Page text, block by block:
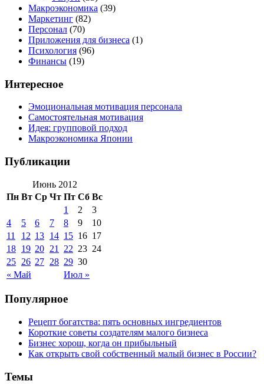
Макроэкономика (39)
Маркетинг (82)
Персонал (70)
Приложения для бизнеса (1)
Психология (96)
Финансы (19)
Интересное
Эмоциональная мотивация персонала
Самостоятельная мотивация
Идея: групповой подход
Макроэкономика Японии
Публикации
Июнь 2012
Пн Вт Ср Чт Пт Сб Вс
« Май Июл »
1 2
3
4
5 6 7 8 9
10
11
12 13 14 15 16 17
18 19 20 21 22 23 24
25 26 27 28 29 30
Популярное
Рецепт богатства: пять основных ингредиентов
Короткие советы создателям малого бизнеса
Бизнес хорош, когда он прибыльный
Как открыть свой собственный малый бизнес в России?
Темы